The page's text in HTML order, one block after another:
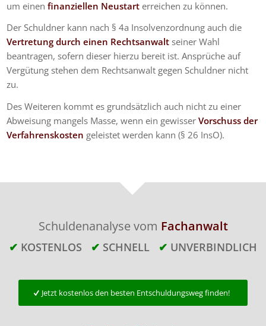
um einenfinanziellen Neustart erreichen zu können.
Der Schuldner kann nach § 4a Insolvenzordnung auch die
Vertretung durch einen Rechtsanwalt seiner Wahl
beantragen, sofern dieser hierzu bereit ist. Ansprüche auf
Vergütung stehen dem Rechtsanwalt gegen Schuldner nicht
zu.
Des Weiteren kommt es grundsätzlich auch nicht zu einer
Abweisung mangels Masse, wenn ein gewisserVorschuss der
Verfahrenskosten geleistet werden kann (§ 26 InsO).
Schuldenanalyse vom Fachanwalt
✔ KOSTENLOS ✔ SCHNELL ✔ UNVERBINDLICH
Jetzt kostenlos den besten Entschuldungsweg finden!